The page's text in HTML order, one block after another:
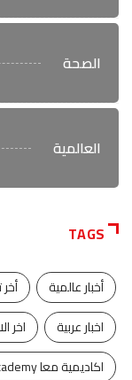
الصحة
العالمية
TAGS
أخبار عالمية
اخبار عربية
اخر
اكاديمية معا Together Academy